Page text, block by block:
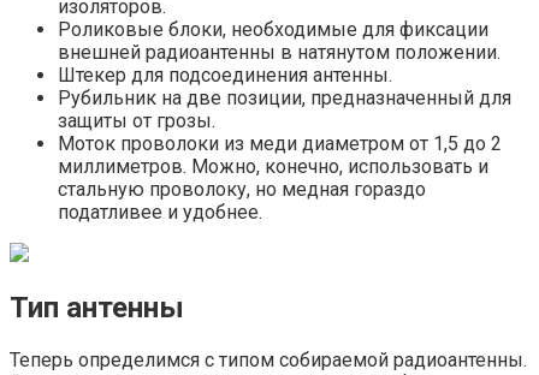
изоляторов.
Роликовые блоки, необходимые для фиксации
внешней радиоантенны в натянутом положении.
Штекер для подсоединения антенны.
Рубильник на две позиции, предназначенный для
защиты от грозы.
Моток проволоки из меди диаметром от 1,5 до 2
миллиметров. Можно, конечно, использовать и
стальную проволоку, но медная гораздо
податливее и удобнее.
Тип антенны
Теперь определимся с типом собираемой радиоантенны.